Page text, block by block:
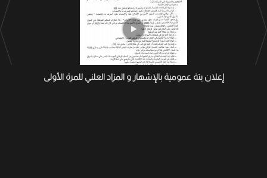
إعلان بتة عمومية بالإشهار و المزاد العلني للمرة الأولى